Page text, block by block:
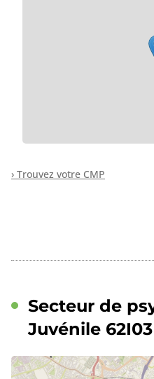
› Trouvez votre CMP
Secteur de
Juvénile 62I03